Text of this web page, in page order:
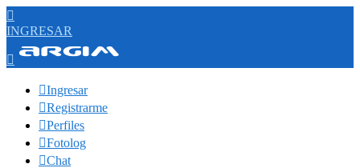

INGRESAR

Ingresar
Registrarme
Perfiles
Fotolog
Chat